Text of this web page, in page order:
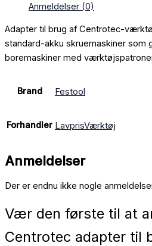
Anmeldelser (0)
Adapter til brug af Centrotec-
standard-akku skruemaskiner som
boremaskiner med
Brand Festool
Forhandler LavprisVærktøj
Anmeldelser
Der er endnu ikke nogle
Vær den første til at
Centrotec adapter til